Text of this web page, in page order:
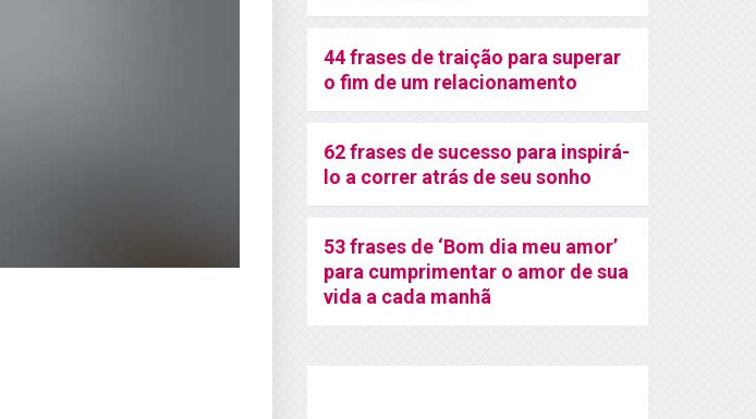
44 frases de traição para superar
o fim de um relacionamento
62 frases de sucesso para inspirá-
lo a correr atrás de seu sonho
53 frases de ‘Bom dia meu amor’
para cumprimentar o amor de sua
vida a cada manhã